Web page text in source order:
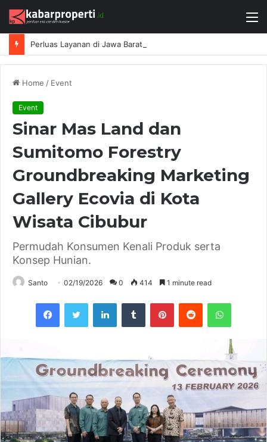
Home / Event
Event
Sinar Mas Land dan
Sumitomo Forestry
Groundbreaking Marketing
Gallery Ecovia di Kota
Wisata Cibubur
Permudah Konsumen Kenali Produk serta
Konsep Hunian.
Santo 02/19/2026 0 414 1 minute read
FacebookTwitter LinkedInTumblr PinterestReddit